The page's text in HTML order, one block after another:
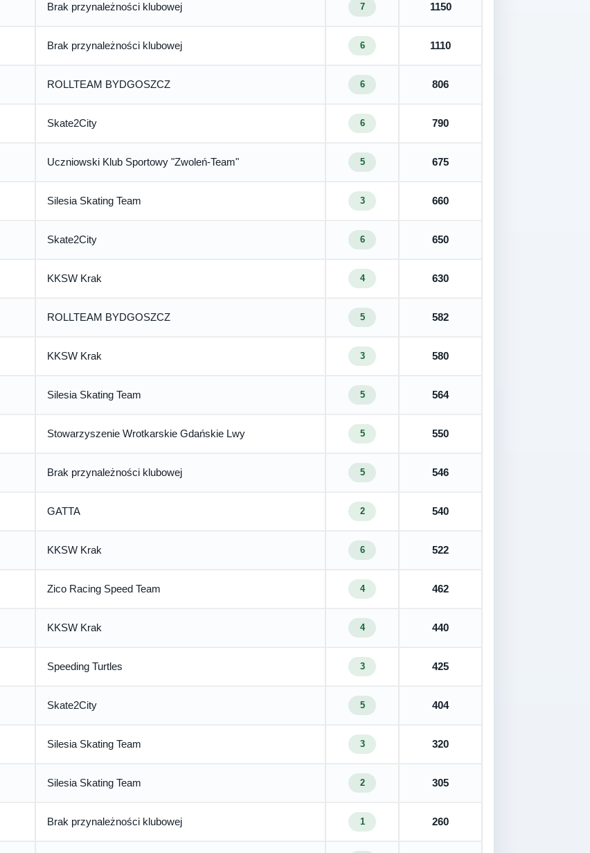
Brak przynależności klubowej 7 1150
Brak przynależności klubowej 6 1110
ROLLTEAM BYDGOSZCZ 6 806
Skate2City 6 790
Uczniowski Klub Sportowy "Zwoleń-Team" 5 675
Silesia Skating Team 3 660
Skate2City 6 650
KKSW Krak 4 630
ROLLTEAM BYDGOSZCZ 5 582
KKSW Krak 3 580
Silesia Skating Team 5 564
Stowarzyszenie Wrotkarskie Gdańskie Lwy 5 550
Brak przynależności klubowej 5 546
GATTA 2 540
KKSW Krak 6 522
Zico Racing Speed Team 4 462
KKSW Krak 4 440
Speeding Turtles 3 425
Skate2City 5 404
Silesia Skating Team 3 320
Silesia Skating Team 2 305
Brak przynależności klubowej 1 260